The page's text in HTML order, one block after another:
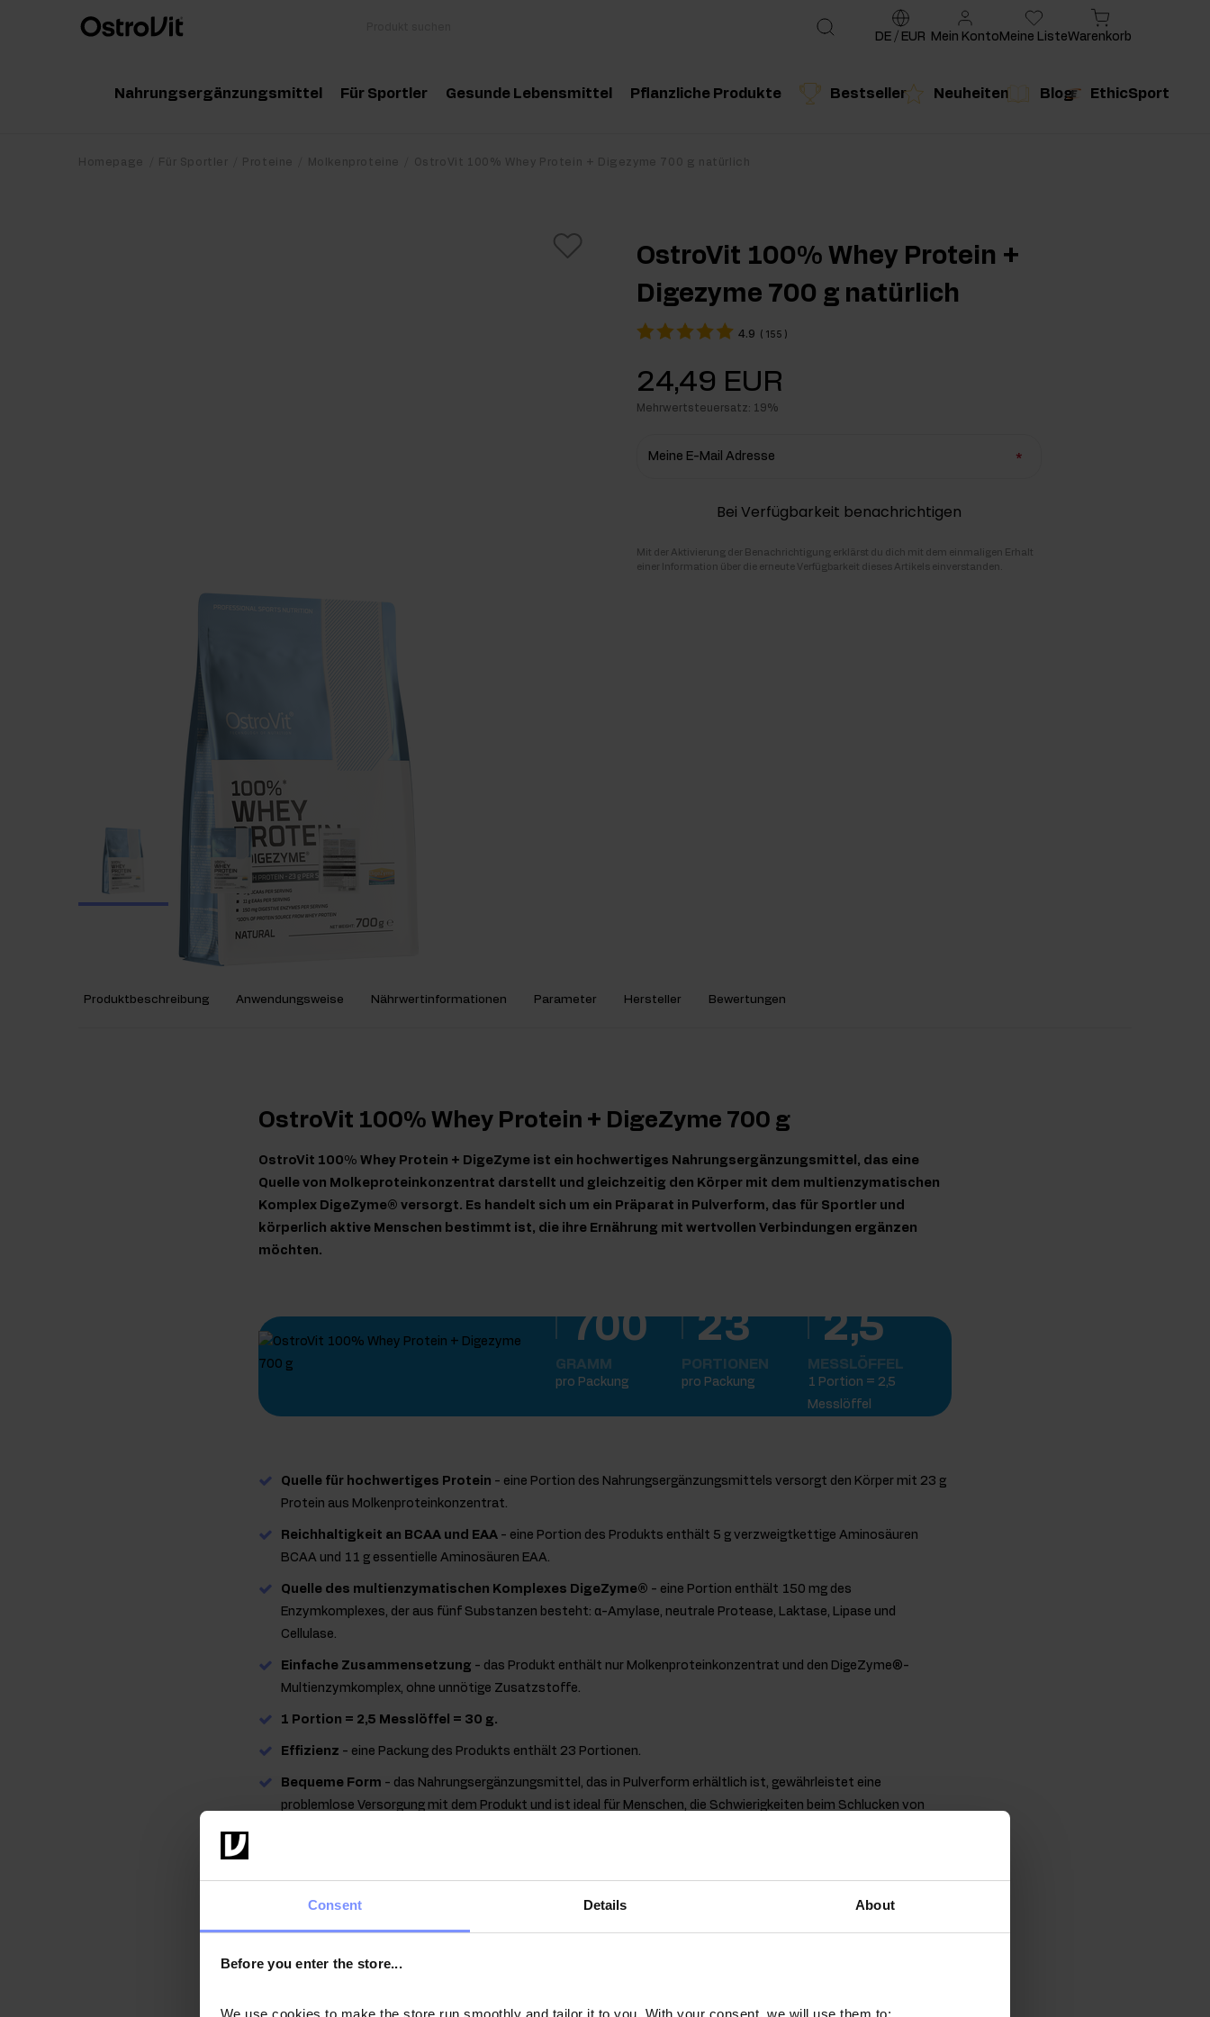
Consent Details About
Before you enter the store...
We use cookies to make the store run smoothly and tailor it to you. With your consent, we will use them to:
Nahrungsergänzungsmittel
Produktempfehlung
Für Sportler
Produktempfehlung
Gesunde Lebensmittel
Erdnussbutter
Pflanzliche Produkte Bestseller Neuheiten Blog EthicSport
DE / EUR Mein Konto Meine ListeWarenkorb
Homepage Für Sportler Proteine Molkenproteine OstroVit 100% Whey Protein + Digezyme 700 g natürlich
OstroVit 100% Whey Protein +
Digezyme 700 g natürlich
4.9 ( 155 )
24,49 EUR
Mehrwertsteuersatz: 19%
Meine E-Mail Adresse
Bei Verfügbarkeit benachrichtigen
Mit der Aktivierung der Benachrichtigung erklärst du dich mit dem einmaligen Erhalt
einer Information über die erneute Verfügbarkeit dieses Artikels einverstanden.
Produktbeschreibung Anwendungsweise Nährwertinformationen Parameter Hersteller Bewertungen
OstroVit 100% Whey Protein + DigeZyme 700 g
OstroVit 100% Whey Protein + DigeZyme ist ein hochwertiges Nahrungsergänzungsmittel, das eine
Quelle von Molkeproteinkonzentrat darstellt und gleichzeitig den Körper mit dem multienzymatischen
Komplex DigeZyme® versorgt. Es handelt sich um ein Präparat in Pulverform, das für Sportler und
körperlich aktive Menschen bestimmt ist, die ihre Ernährung mit wertvollen Verbindungen ergänzen
möchten.
700
GRAMM
pro Packung
23
PORTIONEN
pro Packung
2,5
MESSLÖFFEL
1 Portion = 2,5
Messlöffel
Quelle für hochwertiges Protein - eine Portion des Nahrungsergänzungsmittels versorgt den Körper mit 23 g
Protein aus Molkenproteinkonzentrat.
Reichhaltigkeit an BCAA und EAA - eine Portion des Produkts enthält 5 g verzweigtkettige Aminosäuren
BCAA und 11 g essentielle Aminosäuren EAA.
Quelle des multienzymatischen Komplexes DigeZyme® - eine Portion enthält 150 mg des
Enzymkomplexes, der aus fünf Substanzen besteht: α-Amylase, neutrale Protease, Laktase, Lipase und
Cellulase.
Einfache Zusammensetzung - das Produkt enthält nur Molkenproteinkonzentrat und den DigeZyme®-
Multienzymkomplex, ohne unnötige Zusatzstoffe.
1 Portion = 2,5 Messlöffel = 30 g.
Effizienz - eine Packung des Produkts enthält 23 Portionen.
Bequeme Form - das Nahrungsergänzungsmittel, das in Pulverform erhältlich ist, gewährleistet eine
problemlose Versorgung mit dem Produkt und ist ideal für Menschen, die Schwierigkeiten beim Schlucken von
Molkenproteinwird aus Molke hergestellt, einem Nebenprodukt der Käseherstellung. Es ist eine tierische